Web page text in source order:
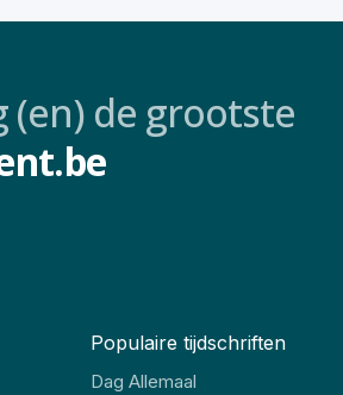
(en) de grootste
Populaire tijdschriften
Dag Allemaal